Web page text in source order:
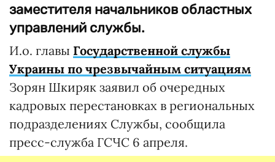
заместителя начальников областных
управлений службы.
И.о. главы Государственной службы
Украины по чрезвычайным ситуациям
Зорян Шкиряк заявил об очередных
кадровых перестановках в региональных
подразделениях Службы, сообщила
пресс-служба ГСЧС 6 апреля.